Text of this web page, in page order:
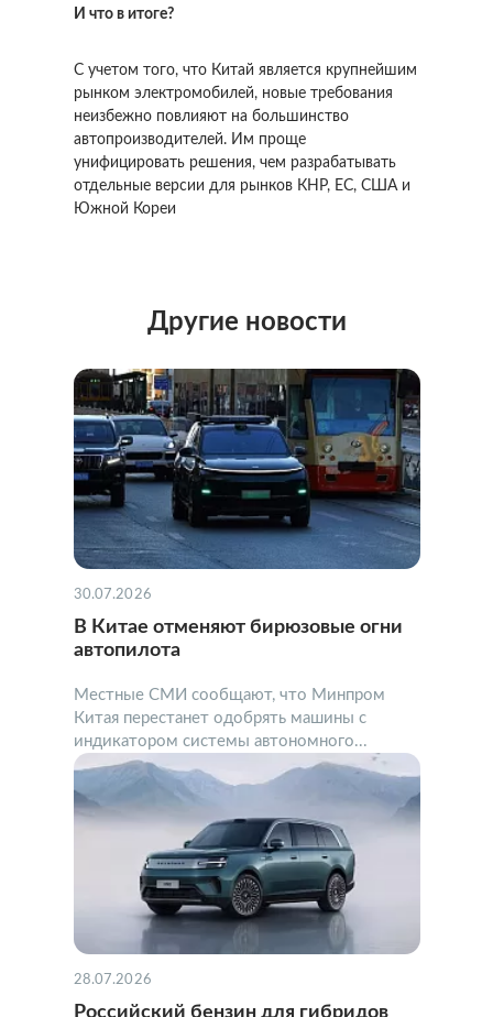
И что в итоге?
С учетом того, что Китай является крупнейшим
рынком электромобилей, новые требования
неизбежно повлияют на большинство
автопроизводителей. Им проще
унифицировать решения, чем разрабатывать
отдельные версии для рынков КНР, ЕС, США и
Южной Кореи
Другие новости
30.07.2026
В Китае отменяют бирюзовые огни
автопилота
Местные СМИ сообщают, что Минпром
Китая перестанет одобрять машины с
индикатором системы автономного...
28.07.2026
Российский бензин для гибридов